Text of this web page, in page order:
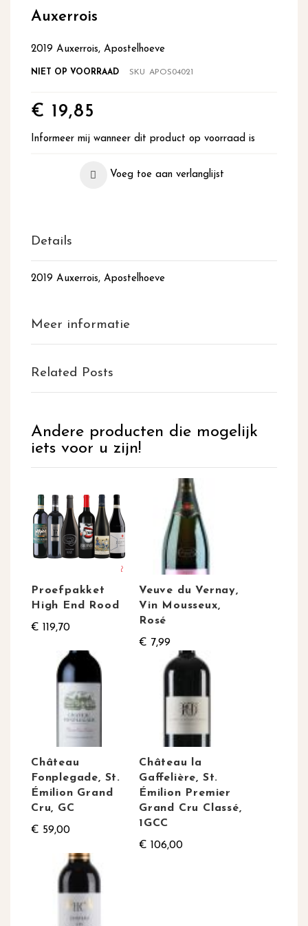
begin
van
afbeeldingen-
gallerij
Auxerrois
2019 Auxerrois, Apostelhoeve
NIET OP VOORRAAD SKU APOS04021
€ 19,85
Informeer mij wanneer dit product op voorraad is
Voeg toe aan verlanglijst
Details
2019 Auxerrois, Apostelhoeve
Meer informatie
Related Posts
Andere producten die mogelijk
iets voor u zijn!
Proefpakket
High End Rood
€ 119,70
Veuve du Vernay,
Vin Mousseux,
Rosé
€ 7,99
Château
Fonplegade, St.
Émilion Grand
Cru, GC
€ 59,00
Château la
Gaffelière, St.
Émilion Premier
Grand Cru Classé,
1GCC
€ 106,00